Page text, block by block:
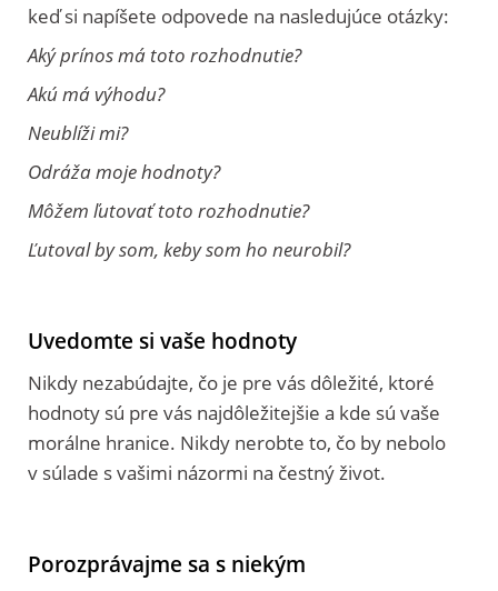
keď si napíšete odpovede na nasledujúce otázky:
Aký prínos má toto rozhodnutie?
Akú má výhodu?
Neublíži mi?
Odráža moje hodnoty?
Môžem ľutovať toto rozhodnutie?
Ľutoval by som, keby som ho neurobil?
Uvedomte si vaše hodnoty
Nikdy nezabúdajte, čo je pre vás dôležité, ktoré
hodnoty sú pre vás najdôležitejšie a kde sú vaše
morálne hranice. Nikdy nerobte to, čo by nebolo
v súlade s vašimi názormi na čestný život.
Porozprávajme sa s niekým